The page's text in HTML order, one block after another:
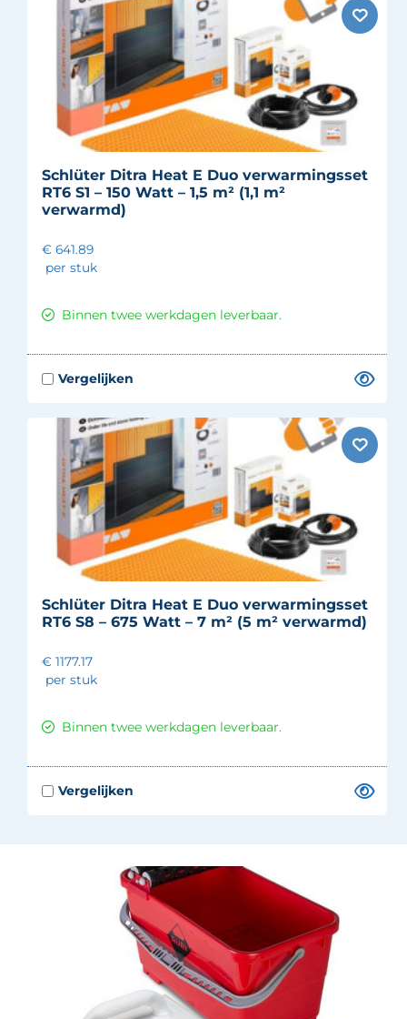
Schlüter Ditra Heat E Duo verwarmingsset
RT6 S1 – 150 Watt – 1,5 m² (1,1 m²
verwarmd)
€ 641.89
per stuk
Binnen twee werkdagen leverbaar.
Schlüter Ditra Heat E Duo verwarmingsset
RT6 S8 – 675 Watt – 7 m² (5 m² verwarmd)
€ 1177.17
per stuk
Binnen twee werkdagen leverbaar.